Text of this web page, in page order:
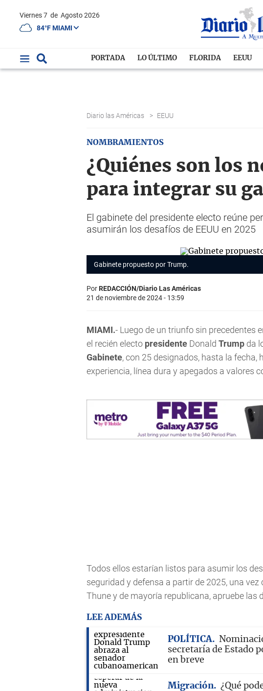
Viernes 7 de Agosto 2026
84°F MIAMI
PORTADA LO ÚLTIMO FLORIDA EEUU
Diario las Américas > EEUU
NOMBRAMIENTOS
¿Quiénes son los
para integrar su
El gabinete del presidente electo reúne
asumirán los desafíos de EEUU en 2025
Gabinete propuesto por Trump.
PorREDACCIÓN/Diario Las Américas
21 de noviembre de 2024 - 13:59
MIAMI.- Luego de un triunfo sin precedentes
el recién electo presidente Donald Trump da
Gabinete, con 25 designados, hasta la fecha,
experiencia, línea dura y apegados a valores
Todos ellos estarían listos para asumir los
seguridad y defensa a partir de 2025, una
Thune y de mayoría republicana, apruebe las
LEE ADEMÁS
POLÍTICA
secretaría de Estado
en breve
Migración
¿Qué